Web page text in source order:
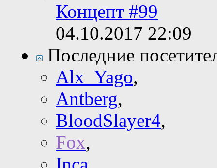
Концепт #99
04.10.2017 22:09
Последние
Alx_Yago,
Antberg,
BloodSlayer4,
Fox,
Inca,